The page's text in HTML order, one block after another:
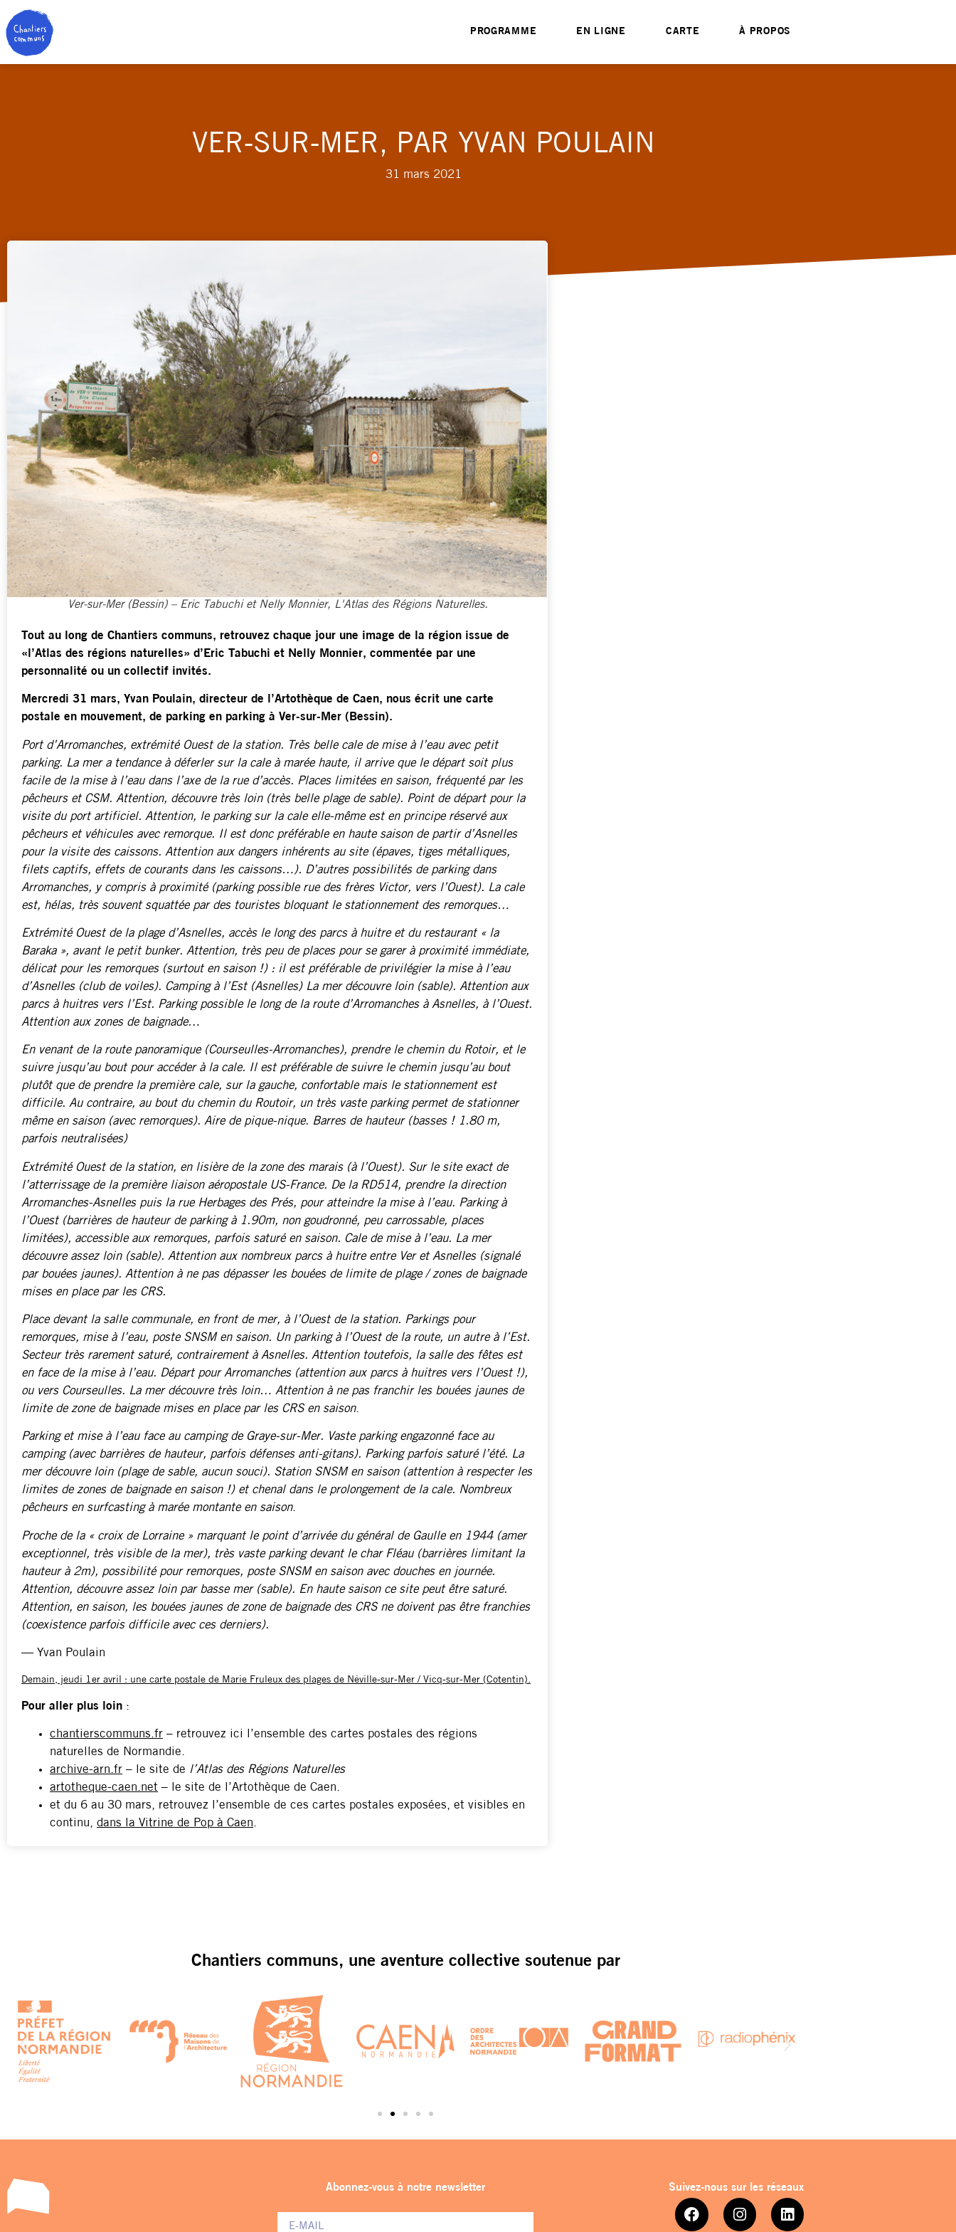
PROGRAMME EN LIGNE CARTE À PROPOS
VER-SUR-MER, PAR YVAN POULAIN
31 mars 2021
Ver-sur-Mer (Bessin) – Eric Tabuchi et Nelly Monnier, L'Atlas des Régions Naturelles.
Tout au long de Chantiers communs, retrouvez chaque jour une image de la région issue de
«l’Atlas des régions naturelles» d’Eric Tabuchi et Nelly Monnier, commentée par une
personnalité ou un collectif invités.
Mercredi 31 mars, Yvan Poulain, directeur de l’Artothèque de Caen, nous écrit une carte
postale en mouvement, de parking en parking à Ver-sur-Mer (Bessin).
Port d’Arromanches, extrémité Ouest de la station. Très belle cale de mise à l’eau avec petit
parking. La mer a tendance à déferler sur la cale à marée haute, il arrive que le départ soit plus
facile de la mise à l’eau dans l’axe de la rue d’accès. Places limitées en saison, fréquenté par les
pêcheurs et CSM. Attention, découvre très loin (très belle plage de sable). Point de départ pour la
visite du port artificiel. Attention, le parking sur la cale elle-même est en principe réservé aux
pêcheurs et véhicules avec remorque. Il est donc préférable en haute saison de partir d’Asnelles
pour la visite des caissons. Attention aux dangers inhérents au site (épaves, tiges métalliques,
filets captifs, effets de courants dans les caissons…). D’autres possibilités de parking dans
Arromanches, y compris à proximité (parking possible rue des frères Victor, vers l’Ouest). La cale
est, hélas, très souvent squattée par des touristes bloquant le stationnement des remorques…
Extrémité Ouest de la plage d’Asnelles, accès le long des parcs à huitre et du restaurant « la
Baraka », avant le petit bunker. Attention, très peu de places pour se garer à proximité immédiate,
délicat pour les remorques (surtout en saison !) : il est préférable de privilégier la mise à l’eau
d’Asnelles (club de voiles). Camping à l’Est (Asnelles) La mer découvre loin (sable). Attention aux
parcs à huitres vers l’Est. Parking possible le long de la route d’Arromanches à Asnelles, à l’Ouest.
Attention aux zones de baignade…
En venant de la route panoramique (Courseulles-Arromanches), prendre le chemin du Rotoir, et le
suivre jusqu’au bout pour accéder à la cale. Il est préférable de suivre le chemin jusqu’au bout
plutôt que de prendre la première cale, sur la gauche, confortable mais le stationnement est
difficile. Au contraire, au bout du chemin du Routoir, un très vaste parking permet de stationner
même en saison (avec remorques). Aire de pique-nique. Barres de hauteur (basses ! 1.80 m,
parfois neutralisées)
Extrémité Ouest de la station, en lisière de la zone des marais (à l’Ouest). Sur le site exact de
l’atterrissage de la première liaison aéropostale US-France. De la RD514, prendre la direction
Arromanches-Asnelles puis la rue Herbages des Prés, pour atteindre la mise à l’eau. Parking à
l’Ouest (barrières de hauteur de parking à 1.90m, non goudronné, peu carrossable, places
limitées), accessible aux remorques, parfois saturé en saison. Cale de mise à l’eau. La mer
découvre assez loin (sable). Attention aux nombreux parcs à huitre entre Ver et Asnelles (signalé
par bouées jaunes). Attention à ne pas dépasser les bouées de limite de plage / zones de baignade
mises en place par les CRS.
Place devant la salle communale, en front de mer, à l’Ouest de la station. Parkings pour
remorques, mise à l’eau, poste SNSM en saison. Un parking à l’Ouest de la route, un autre à l’Est.
Secteur très rarement saturé, contrairement à Asnelles. Attention toutefois, la salle des fêtes est
en face de la mise à l’eau. Départ pour Arromanches (attention aux parcs à huitres vers l’Ouest !),
ou vers Courseulles. La mer découvre très loin… Attention à ne pas franchir les bouées jaunes de
limite de zone de baignade mises en place par les CRS en saison.
Parking et mise à l’eau face au camping de Graye-sur-Mer. Vaste parking engazonné face au
camping (avec barrières de hauteur, parfois défenses anti-gitans). Parking parfois saturé l’été. La
mer découvre loin (plage de sable, aucun souci). Station SNSM en saison (attention à respecter les
limites de zones de baignade en saison !) et chenal dans le prolongement de la cale. Nombreux
pêcheurs en surfcasting à marée montante en saison.
Proche de la « croix de Lorraine » marquant le point d’arrivée du général de Gaulle en 1944 (amer
exceptionnel, très visible de la mer), très vaste parking devant le char Fléau (barrières limitant la
hauteur à 2m), possibilité pour remorques, poste SNSM en saison avec douches en journée.
Attention, découvre assez loin par basse mer (sable). En haute saison ce site peut être saturé.
Attention, en saison, les bouées jaunes de zone de baignade des CRS ne doivent pas être franchies
(coexistence parfois difficile avec ces derniers).
— Yvan Poulain
Demain, jeudi 1er avril : une carte postale de Marie Fruleux des plages de Néville-sur-Mer / Vicq-sur-Mer (Cotentin).
Pour aller plus loin :
chantierscommuns.fr – retrouvez ici l’ensemble des cartes postales des régions
naturelles de Normandie.
archive-arn.fr – le site de l’Atlas des Régions Naturelles
artotheque-caen.net – le site de l’Artothèque de Caen.
et du 6 au 30 mars, retrouvez l’ensemble de ces cartes postales exposées, et visibles en
continu, dans la Vitrine de Pop à Caen.
Chantiers communs, une aventure collective soutenue par
Abonnez-vous à notre newsletter Suivez-nous sur les réseaux